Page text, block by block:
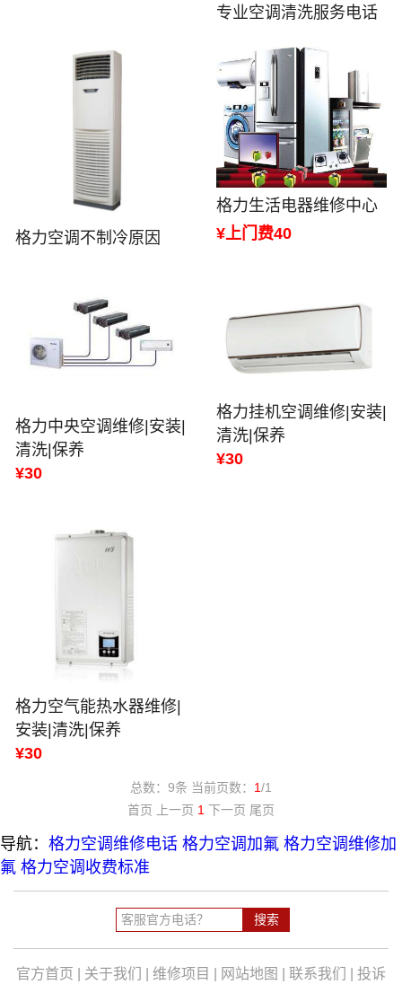
专业空调清洗服务电话
格力空调不制冷原因
格力生活电器维修中心
¥上门费40
格力中央空调维修|安装|
清洗|保养
¥30
格力挂机空调维修|安装|
清洗|保养
¥30
格力空气能热水器维修|
安装|清洗|保养
¥30
总数：9条 当前页数： 1/1
首页 上一页 1 下一页 尾页
导航： 格力空调维修电话 格力空调加氟 格力空调维修加
氟 格力空调收费标准
官方首页 关于我们 维修项目 网站地图 联系我们 投诉